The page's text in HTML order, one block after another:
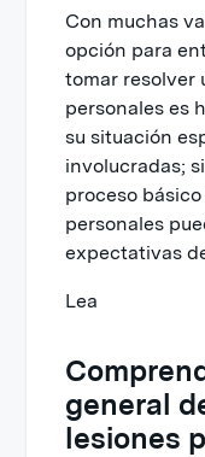
Con muchas
opción para
tomar resolver
personales es
su situación
involucradas;
proceso
personales
expectativas
Lea
general
lesiones